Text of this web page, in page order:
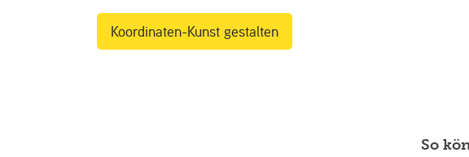
Koordinaten-Kunst gestalten
So